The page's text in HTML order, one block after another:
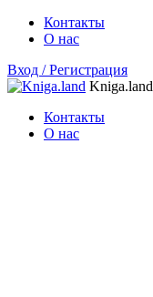
Контакты
О нас
Вход / Регистрация
Kniga.land
Контакты
О нас